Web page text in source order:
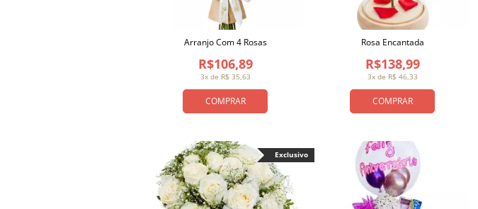
COMPRAR
3x de R$ 35,63
R$106,89
Arranjo Com 4 Rosas
COMPRAR
3x de R$ 46,33
R$138,99
Rosa Encantada
Exclusivo